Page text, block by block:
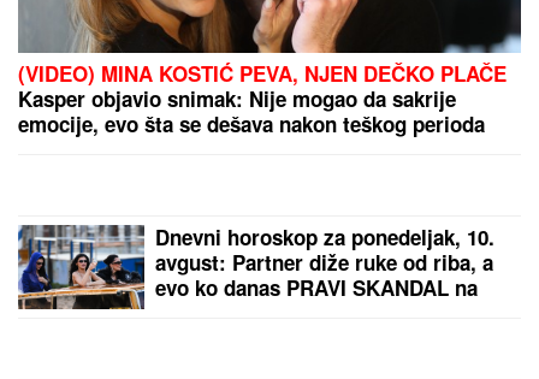
(VIDEO) MINA KOSTIĆ PEVA, NJEN DEČKO PLAČE
Kasper objavio snimak: Nije mogao da sakrije
emocije, evo šta se dešava nakon teškog perioda
Dnevni horoskop za ponedeljak, 10.
avgust: Partner diže ruke od riba, a
evo ko danas PRAVI SKANDAL na